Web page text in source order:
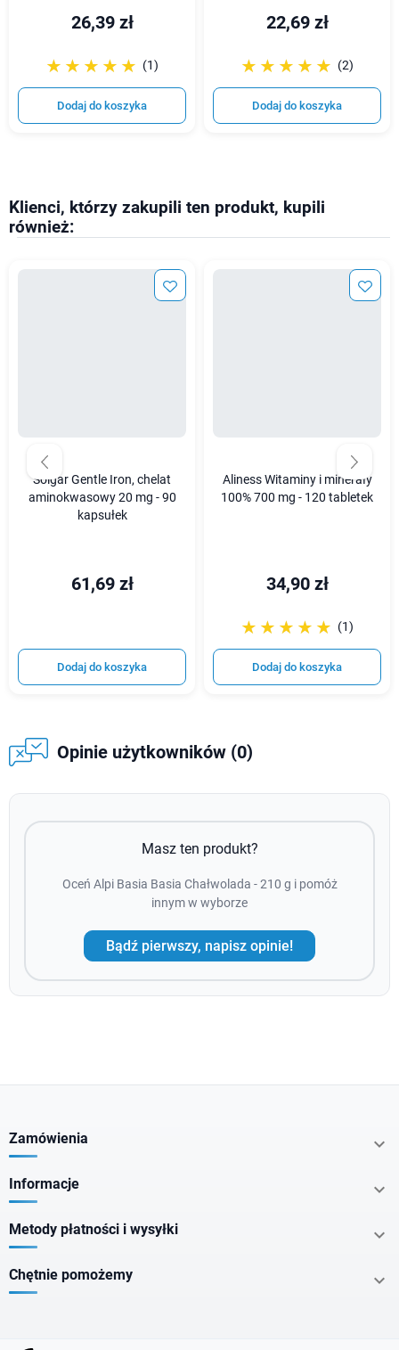
26,39 zł
☆☆☆☆☆
★★★★★ (1)
Dodaj do koszyka
22,69 zł
☆☆☆☆☆
★★★★★ (2)
Dodaj do koszyka
Klienci, którzy zakupili ten produkt, kupili
również:
Solgar Gentle Iron, chelat
aminokwasowy 20 mg - 90
kapsułek
61,69 zł
Dodaj do koszyka
Aliness Witaminy i minerały
100% 700 mg - 120 tabletek
34,90 zł
☆☆☆☆☆
★★★★★ (1)
Dodaj do koszyka
Opinie użytkowników (0)
Masz ten produkt?
Oceń Alpi Basia Basia Chałwolada - 210 g i pomóż
innym w wyborze
Bądź pierwszy, napisz opinie!
Zamówienia 
Informacje 
Metody płatności i wysyłki 
Chętnie pomożemy 